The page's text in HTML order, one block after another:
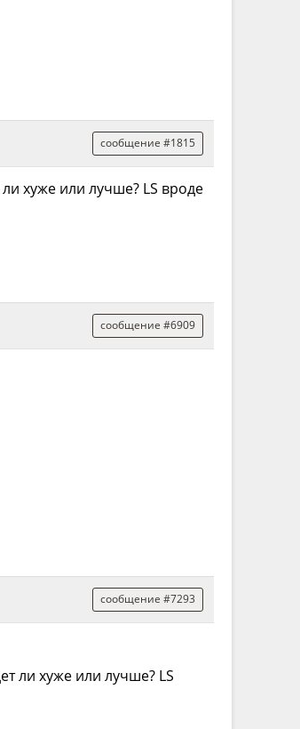
сообщение #1815
хуже или лучше? LS вроде
сообщение #6909
сообщение #7293
ли хуже или лучше? LS